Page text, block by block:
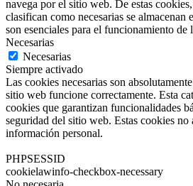
navega por el sitio web. De estas
clasifican como necesarias se almacenan
son esenciales para el funcionamiento de
Necesarias
Necesarias
Siempre activado
Las cookies necesarias son
sitio web funcione correctamente. Esta
cookies que garantizan funcionalidades
seguridad del sitio web. Estas cookies no
información personal.
PHPSESSID
cookielawinfo-checkbox-necessary